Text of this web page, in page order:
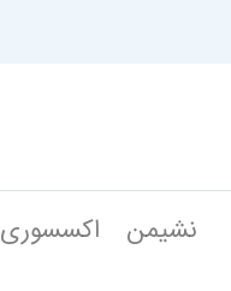
نشیمن اکسسوری